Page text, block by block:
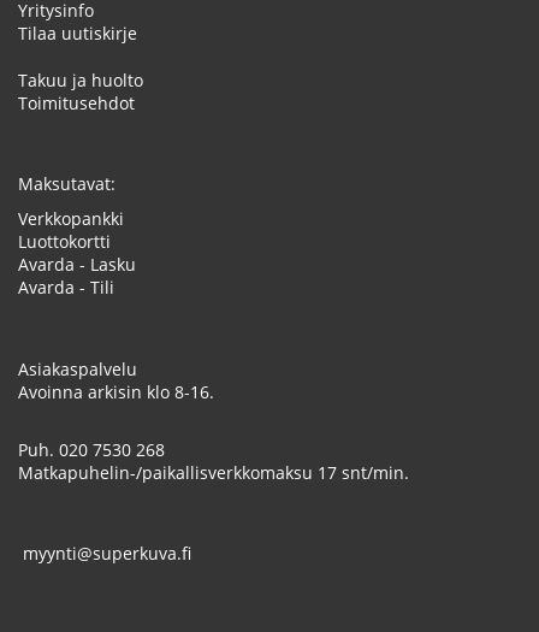
Yritysinfo
Tilaa uutiskirje
Takuu ja huolto
Toimitusehdot
Maksutavat:
Verkkopankki
Luottokortti
Avarda - Lasku
Avarda - Tili
Asiakaspalvelu
Avoinna arkisin klo 8-16.
Puh. 020 7530 268
Matkapuhelin-/paikallisverkkomaksu 17 snt/min.
myynti@superkuva.fi